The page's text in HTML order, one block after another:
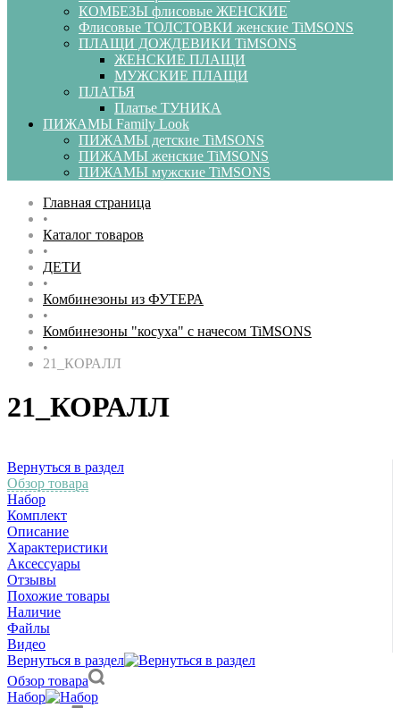
КОМБЕЗЫ флисовые ЖЕНСКИЕ
Флисовые ТОЛСТОВКИ женские TiMSONS
ПЛАЩИ ДОЖДЕВИКИ TiMSONS
ЖЕНСКИЕ ПЛАЩИ
МУЖСКИЕ ПЛАЩИ
ПЛАТЬЯ
Платье ТУНИКА
ПИЖАМЫ Family Look
ПИЖАМЫ детские TiMSONS
ПИЖАМЫ женские TiMSONS
ПИЖАМЫ мужские TiMSONS
Главная страница
•
Каталог товаров
•
ДЕТИ
•
Комбинезоны из ФУТЕРА
•
Комбинезоны "косуха" с начесом TiMSONS
•
21_КОРАЛЛ
21_КОРАЛЛ
Вернуться в раздел
Обзор товара
Набор
Комплект
Описание
Характеристики
Аксессуары
Отзывы
Похожие товары
Наличие
Файлы
Видео
Вернуться в раздел
Обзор товара
Набор